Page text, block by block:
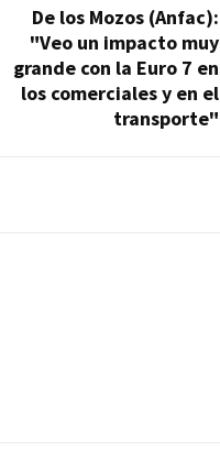
De los Mozos (Anfac):
"Veo un impacto muy
grande con la Euro 7 en
los comerciales y en el
transporte"